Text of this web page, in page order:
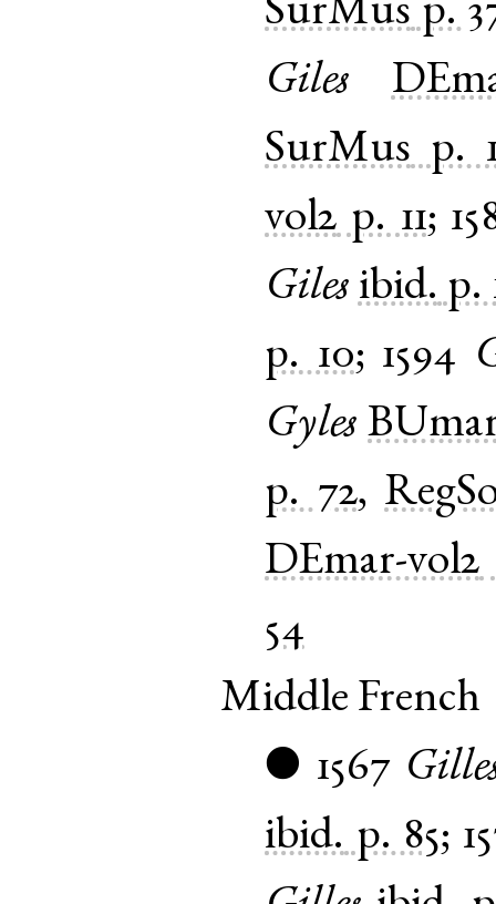
SurMus p.
Giles
SurMus p.
vol2 p. 11;
Giles ibid. p.
p. 10; 1594
Gyles
p. 72,
DEmar-vol2
54
Middle French
● 1567
ibid. p. 85;